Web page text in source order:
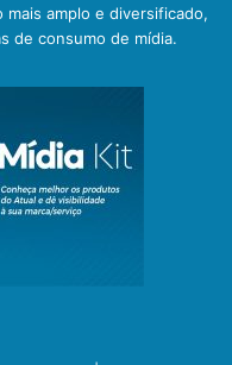
mais amplo e diversificado,
de consumo de mídia.